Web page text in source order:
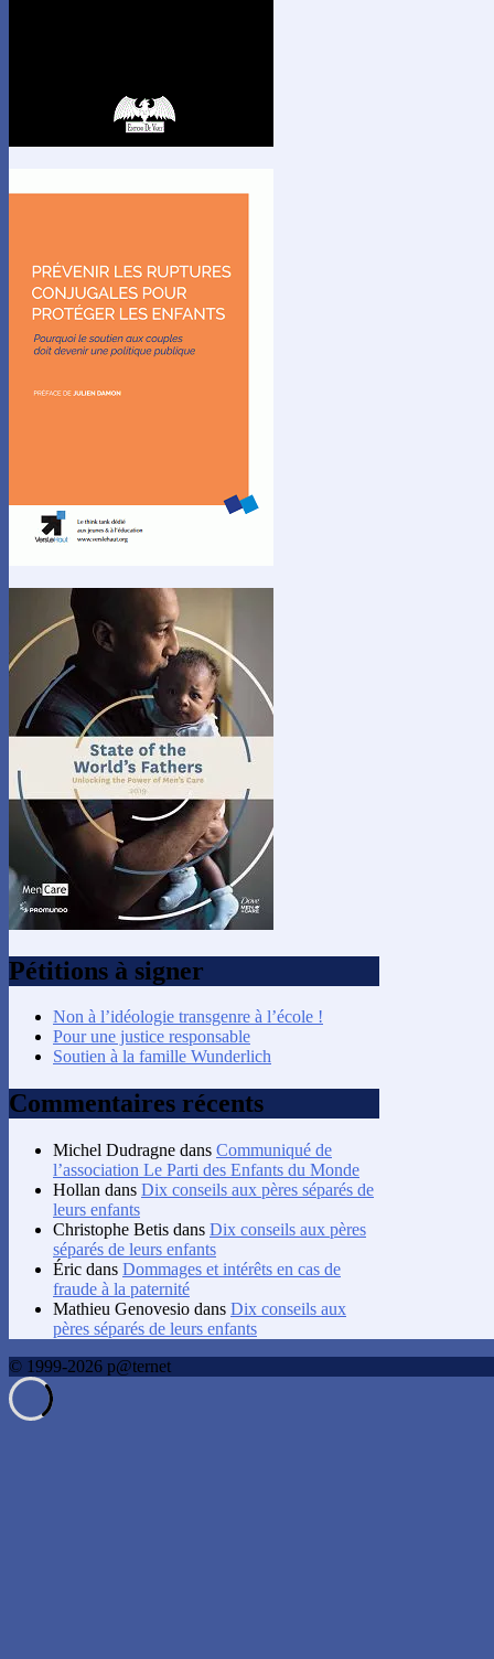
Pétitions à signer
Non à l’idéologie transgenre à l’école !
Pour une justice responsable
Soutien à la famille Wunderlich
Commentaires récents
Michel Dudragne dans Communiqué de
l’association Le Parti des Enfants du Monde
Hollan dans Dix conseils aux pères séparés de
leurs enfants
Christophe Betis dans Dix conseils aux pères
séparés de leurs enfants
Éric dans Dommages et intérêts en cas de
fraude à la paternité
Mathieu Genovesio dans Dix conseils aux
pères séparés de leurs enfants
© 1999-2026 p@ternet